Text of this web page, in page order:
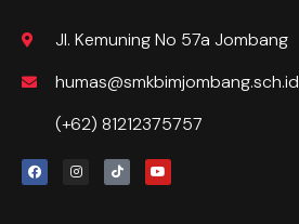
Jl. Kemuning No 57a Jombang
humas@smkbimjombang.sch.id
(+62) 81212375757